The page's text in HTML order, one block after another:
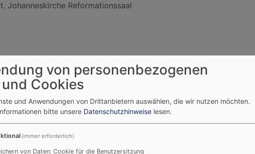
Johanneskirche Reformationssaal
15 Uhr
Johanneskirche Reformationssaal
von personenbezogenen
Cookies
und Anwendungen von Drittanbietern auswählen, die wir nutzen möchten.
bitte unsere Datenschutzhinweise lesen.
(immer erforderlich)
von Daten: Cookie für die Benutzersitzung